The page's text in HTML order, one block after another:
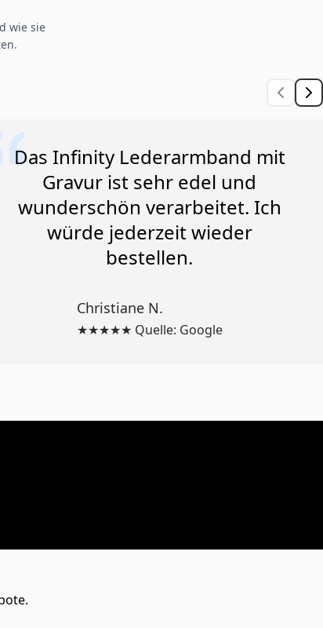
wie sie
Das Infinity Lederarmband mit
Gravur ist sehr edel und
wunderschön verarbeitet. Ich
würde jederzeit wieder
bestellen.
Christiane N.
★★★★★ Quelle: Google